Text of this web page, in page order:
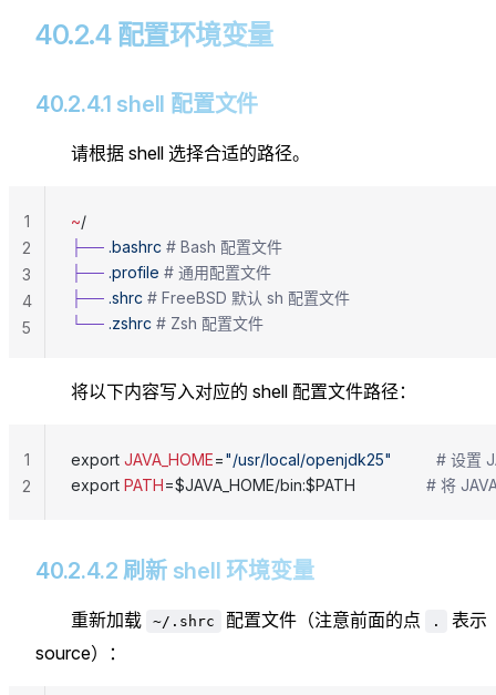
40.2.4 配置环境变量
40.2.4.1 shell 配置文件
请根据 shell 选择合适的路径。
~/
├── .bashrc # Bash 配置文件
├── .profile # 通用配置文件
├── .shrc # FreeBSD 默认 sh 配置文件
└── .zshrc # Zsh 配置文件
1
2
3
4
5
将以下内容写入对应的 shell 配置文件路径：
export JAVA_HOME="/usr/local/openjdk25"
#
export PATH=$JAVA_HOME/bin:$PATH # 将
1
2
40.2.4.2 刷新 shell 环境变量
重新加载 ~/.shrc 配置文件（注意前面的点 .
表示
source）：